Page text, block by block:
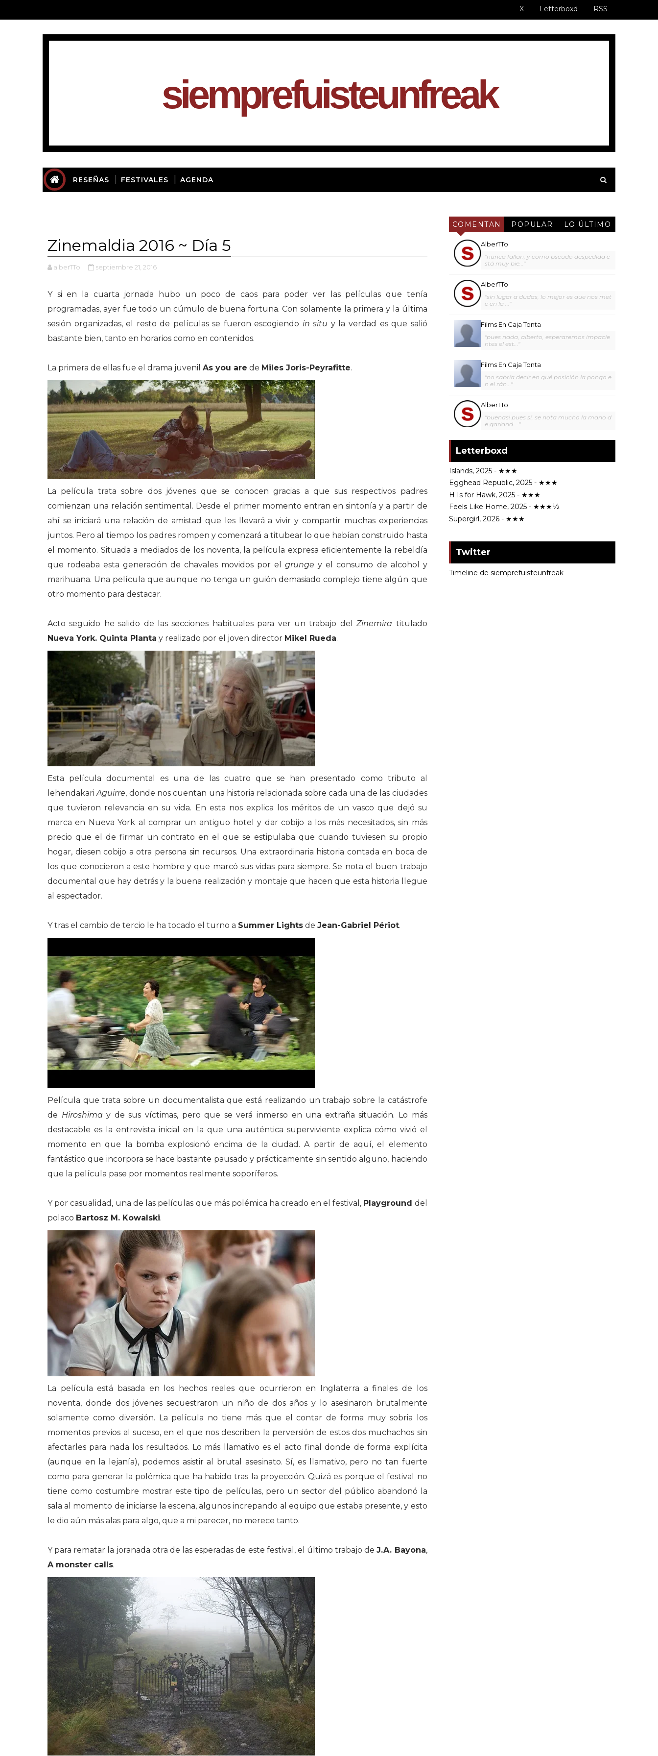
X Letterboxd RSS
siemprefuisteunfreak
RESEÑAS FESTIVALES AGENDA
Zinemaldia 2016 ~ Día 5
alberTTo septiembre 21, 2016
Y si en la cuarta jornada hubo un poco de caos para poder ver las películas que tenía
programadas, ayer fue todo un cúmulo de buena fortuna. Con solamente la primera y la última
sesión organizadas, el resto de películas se fueron escogiendo in situ y la verdad es que salió
bastante bien, tanto en horarios como en contenidos.
La primera de ellas fue el drama juvenil As you are de Miles Joris-Peyrafitte.
La película trata sobre dos jóvenes que se conocen gracias a que sus respectivos padres
comienzan una relación sentimental. Desde el primer momento entran en sintonía y a partir de
ahí se iniciará una relación de amistad que les llevará a vivir y compartir muchas experiencias
juntos. Pero al tiempo los padres rompen y comenzará a titubear lo que habían construido hasta
el momento. Situada a mediados de los noventa, la película expresa eficientemente la rebeldía
que rodeaba esta generación de chavales movidos por elgrunge y el consumo de alcohol y
marihuana. Una película que aunque no tenga un guión demasiado complejo tiene algún que
otro momento para destacar.
Acto seguido he salido de las secciones habituales para ver un trabajo delZinemira titulado
Nueva York. Quinta Planta y realizado por el joven director Mikel Rueda.
Esta película documental es una de las cuatro que se han presentado como tributo al
lehendakariAguirre, donde nos cuentan una historia relacionada sobre cada una de las ciudades
que tuvieron relevancia en su vida. En esta nos explica los méritos de un vasco que dejó su
marca en Nueva York al comprar un antiguo hotel y dar cobijo a los más necesitados, sin más
precio que el de firmar un contrato en el que se estipulaba que cuando tuviesen su propio
hogar, diesen cobijo a otra persona sin recursos. Una extraordinaria historia contada en boca de
los que conocieron a este hombre y que marcó sus vidas para siempre. Se nota el buen trabajo
documental que hay detrás y la buena realización y montaje que hacen que esta historia llegue
al espectador.
Y tras el cambio de tercio le ha tocado el turno a Summer Lights de Jean-Gabriel Périot.
Película que trata sobre un documentalista que está realizando un trabajo sobre la catástrofe
de Hiroshima y de sus víctimas, pero que se verá inmerso en una extraña situación. Lo más
destacable es la entrevista inicial en la que una auténtica superviviente explica cómo vivió el
momento en que la bomba explosionó encima de la ciudad. A partir de aquí, el elemento
fantástico que incorpora se hace bastante pausado y prácticamente sin sentido alguno, haciendo
que la película pase por momentos realmente soporíferos.
Y por casualidad, una de las películas que más polémica ha creado en el festival, Playground del
polaco Bartosz M. Kowalski.
La película está basada en los hechos reales que ocurrieron en Inglaterra a finales de los
noventa, donde dos jóvenes secuestraron un niño de dos años y lo asesinaron brutalmente
solamente como diversión. La película no tiene más que el contar de forma muy sobria los
momentos previos al suceso, en el que nos describen la perversión de estos dos muchachos sin
afectarles para nada los resultados. Lo más llamativo es el acto final donde de forma explícita
(aunque en la lejanía), podemos asistir al brutal asesinato. Sí, es llamativo, pero no tan fuerte
como para generar la polémica que ha habido tras la proyección. Quizá es porque el festival no
tiene como costumbre mostrar este tipo de películas, pero un sector del público abandonó la
sala al momento de iniciarse la escena, algunos increpando al equipo que estaba presente, y esto
le dio aún más alas para algo, que a mi parecer, no merece tanto.
Y para rematar la joranada otra de las esperadas de este festival, el último trabajo deJ.A. Bayona,
A monster calls.
COMENTAN POPULAR LO ÚLTIMO
AlberTTo
"nunca fallan, y como pseudo despedida e
stá muy bie..."
AlberTTo
"sin lugar a dudas, lo mejor es que nos met
e en la ..."
Films En Caja Tonta
"pues nada, alberto, esperaremos impacie
ntes el est..."
Films En Caja Tonta
"no sabría decir en qué posición la pongo e
n el rán..."
AlberTTo
"buenas! pues sí, se nota mucho la mano d
e garland ..."
Letterboxd
Islands, 2025 - ★★★
Egghead Republic, 2025 - ★★★
H Is for Hawk, 2025 - ★★★
Feels Like Home, 2025 - ★★★½
Supergirl, 2026 - ★★★
Twitter
Timeline de siemprefuisteunfreak